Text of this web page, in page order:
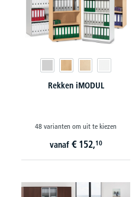
Rekken iMODUL
48 varianten om uit te kiezen
vanaf € 152,10